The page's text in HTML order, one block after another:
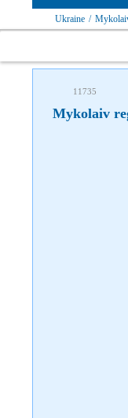
Ukraine /
11735
Mykolaiv
Follow